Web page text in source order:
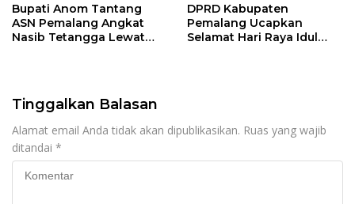
Bupati Anom Tantang
ASN Pemalang Angkat
Nasib Tetangga Lewat
DPRD Kabupaten
Pemalang Ucapkan
Selamat Hari Raya Idul
Tinggalkan Balasan
Alamat email Anda tidak akan dipublikasikan. Ruas yang wajib
ditandai *